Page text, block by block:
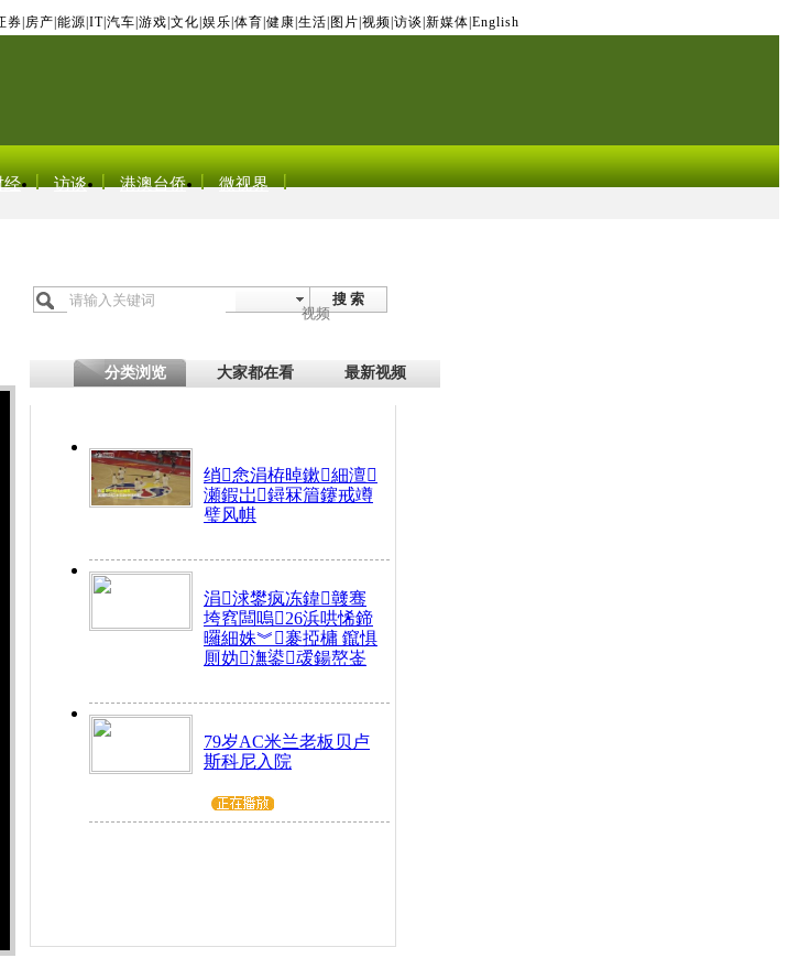
券 房产 能源 IT| 汽车 游戏 文化 娱乐 体育 健康 生活 图片 视频 访谈 新媒体 English
经 访谈 港澳台侨 微视界
搜 索
视频
分类浏览 大家都在看 最新视频
绡悆涓栫晫鏉細澶
瀬鍜岀鐞冧篃鑳戒竴
璧风帺
涓浗鐢疯冻鍏竷骞
垮窞闆嗚26浜哄悕鍗
曪細姝︾褰掗槦 鑹惧
厠妫潕鍙叆鍚嶅崟
79岁AC米兰老板贝卢
斯科尼入院